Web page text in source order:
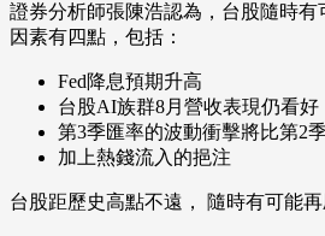
證券分析師張陳浩認為，台股隨時
因素有四點，包括：
Fed降息預期升高
台股AI族群8月營收表現仍看好
第3季匯率的波動衝擊將比第2
加上熱錢流入的挹注
台股距歷史高點不遠， 隨時有可能再